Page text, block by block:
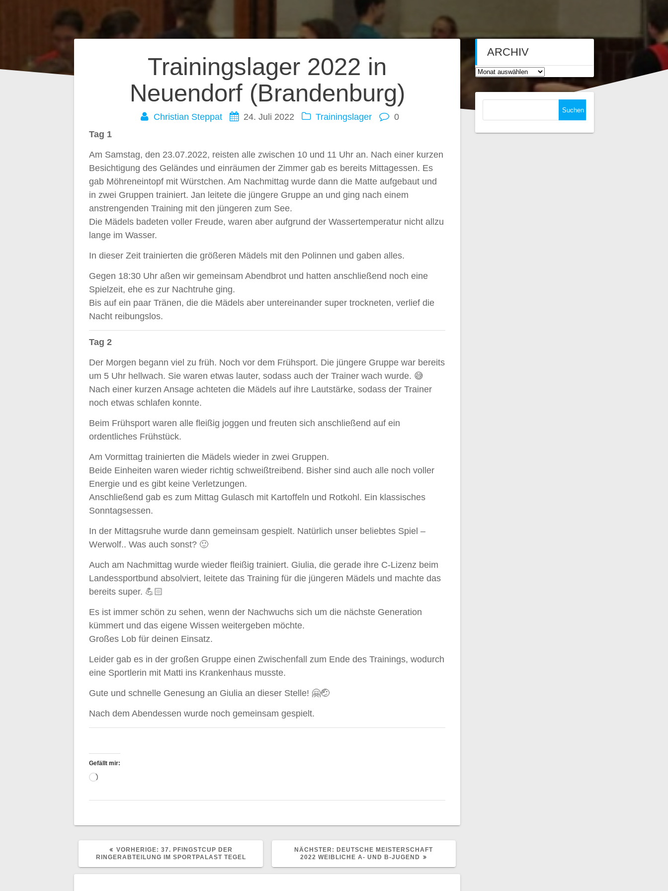
Trainingslager 2022 in
Neuendorf (Brandenburg)
Christian Steppat 24. Juli 2022 Trainingslager
0
Tag 1
Am Samstag, den 23.07.2022, reisten alle zwischen 10 und 11 Uhr an. Nach einer kurzen
Besichtigung des Geländes und einräumen der Zimmer gab es bereits Mittagessen. Es
gab Möhreneintopf mit Würstchen. Am Nachmittag wurde dann die Matte aufgebaut und
in zwei Gruppen trainiert. Jan leitete die jüngere Gruppe an und ging nach einem
anstrengenden Training mit den jüngeren zum See.
Die Mädels badeten voller Freude, waren aber aufgrund der Wassertemperatur nicht allzu
lange im Wasser.
In dieser Zeit trainierten die größeren Mädels mit den Polinnen und gaben alles.
Gegen 18:30 Uhr aßen wir gemeinsam Abendbrot und hatten anschließend noch eine
Spielzeit, ehe es zur Nachtruhe ging.
Bis auf ein paar Tränen, die die Mädels aber untereinander super trockneten, verlief die
Nacht reibungslos.
Tag 2
Der Morgen begann viel zu früh. Noch vor dem Frühsport. Die jüngere Gruppe war bereits
um 5 Uhr hellwach. Sie waren etwas lauter, sodass auch der Trainer wach wurde. 😅
Nach einer kurzen Ansage achteten die Mädels auf ihre Lautstärke, sodass der Trainer
noch etwas schlafen konnte.
Beim Frühsport waren alle fleißig joggen und freuten sich anschließend auf ein
ordentliches Frühstück.
Am Vormittag trainierten die Mädels wieder in zwei Gruppen.
Beide Einheiten waren wieder richtig schweißtreibend. Bisher sind auch alle noch voller
Energie und es gibt keine Verletzungen.
Anschließend gab es zum Mittag Gulasch mit Kartoffeln und Rotkohl. Ein klassisches
Sonntagsessen.
In der Mittagsruhe wurde dann gemeinsam gespielt. Natürlich unser beliebtes Spiel –
Werwolf.. Was auch sonst? 🙂
Auch am Nachmittag wurde wieder fleißig trainiert. Giulia, die gerade ihre C-Lizenz beim
Landessportbund absolviert, leitete das Training für die jüngeren Mädels und machte das
bereits super. 💪🏻
Es ist immer schön zu sehen, wenn der Nachwuchs sich um die nächste Generation
kümmert und das eigene Wissen weitergeben möchte.
Großes Lob für deinen Einsatz.
Leider gab es in der großen Gruppe einen Zwischenfall zum Ende des Trainings, wodurch
eine Sportlerin mit Matti ins Krankenhaus musste.
Gute und schnelle Genesung an Giulia an dieser Stelle! 🤗🤕
Nach dem Abendessen wurde noch gemeinsam gespielt.
Gefällt mir:
Wird
Beitragsnavigation
VORHERIGE: VORHERIGER
BEITRAG:
37. PFINGSTCUP DER
RINGERABTEILUNG IM SPORTPALAST TEGEL
NÄCHSTER: NÄCHSTER
BEITRAG:
DEUTSCHE MEISTERSCHAFT
2022 WEIBLICHE A- UND B-JUGEND
ARCHIV
Archiv